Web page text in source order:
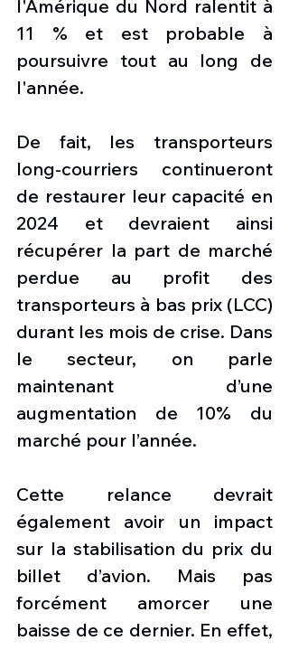
l'Amérique du Nord ralentit à
11 % et est probable à
poursuivre tout au long de
l'année.
De fait, les transporteurs
long-courriers continueront
de restaurer leur capacité en
2024 et devraient ainsi
récupérer la part de marché
perdue au profit des
transporteurs à bas prix (LCC)
durant les mois de crise. Dans
le secteur, on parle
maintenant d’une
augmentation de 10% du
marché pour l’année.
Cette relance devrait
également avoir un impact
sur la stabilisation du prix du
billet d’avion. Mais pas
forcément amorcer une
baisse de ce dernier. En effet,